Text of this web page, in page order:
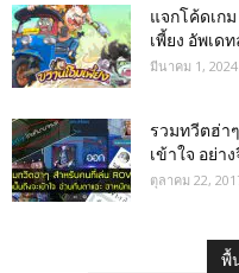
แจกโค้ดเก
เพี้ยง อัพเด
มีนาคม 1, 2024
รวมทวีตฮ่า
เข้าใจ อย่า
ตุลาคม 22,
พื้